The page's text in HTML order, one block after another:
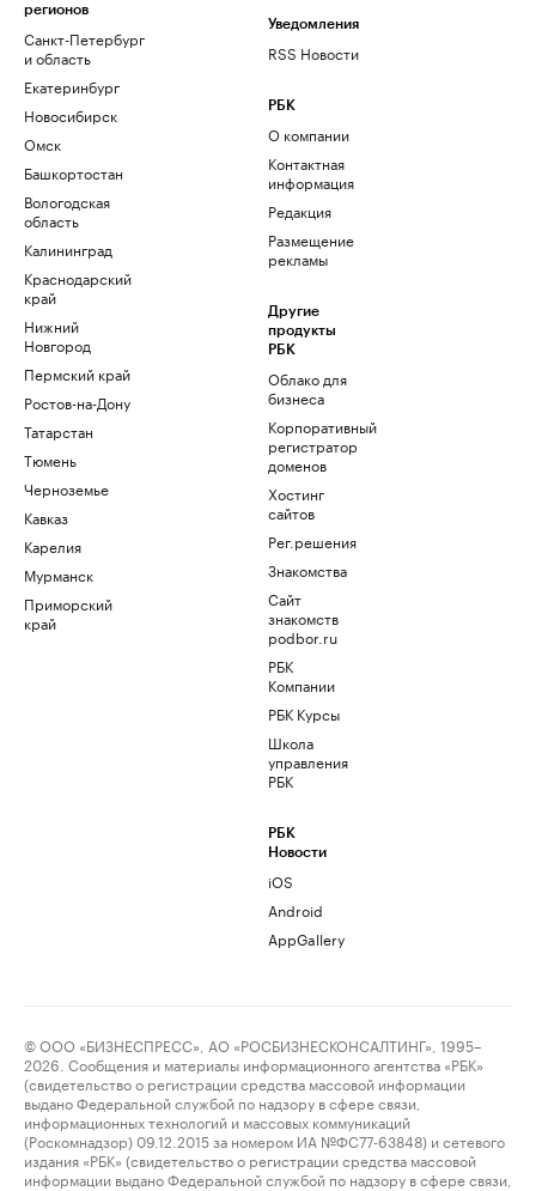
регионов
Санкт-Петербург
и область
Екатеринбург
Новосибирск
Омск
Башкортостан
Вологодская
область
Калининград
Краснодарский
край
Нижний
Новгород
Пермский край
Ростов-на-Дону
Татарстан
Тюмень
Черноземье
Кавказ
Карелия
Мурманск
Приморский
край
Уведомления
RSS Новости
РБК
О компании
Контактная
информация
Редакция
Размещение
рекламы
Другие
продукты
РБК
Облако для
бизнеса
Корпоративный
регистратор
доменов
Хостинг
сайтов
Рег.решения
Знакомства
Сайт
знакомств
podbor.ru
РБК
Компании
РБК Курсы
Школа
управления
РБК
РБК
Новости
iOS
Android
AppGallery
© ООО «БИЗНЕСПРЕСС», АО «РОСБИЗНЕСКОНСАЛТИНГ», 1995–
2026. Сообщения и материалы информационного агентства «РБК»
(свидетельство о регистрации средства массовой информации
выдано Федеральной службой по надзору в сфере связи,
информационных технологий и массовых коммуникаций
(Роскомнадзор) 09.12.2015 за номером ИА №ФС77-63848) и сетевого
издания «РБК» (свидетельство о регистрации средства массовой
информации выдано Федеральной службой по надзору в сфере связи,